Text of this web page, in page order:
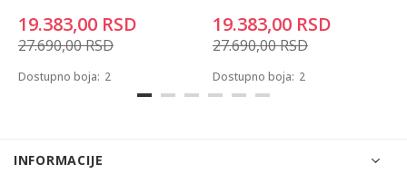
19.383,00 RSD
27.690,00RSD
Dostupno boja: 2
19.383,00 RSD
27.690,00RSD
Dostupno boja: 2
INFORMACIJE